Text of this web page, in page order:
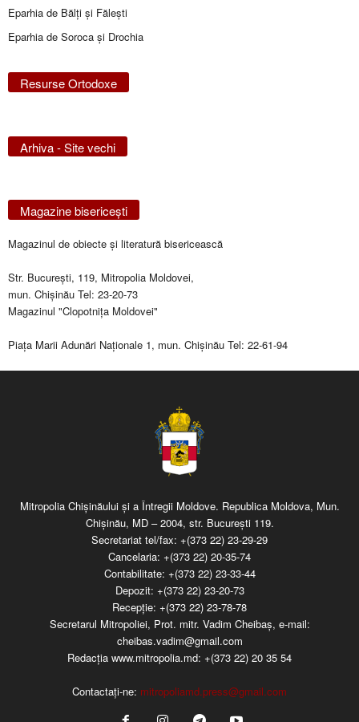
Eparhia de Bălţi şi Făleşti
Eparhia de Soroca și Drochia
Resurse Ortodoxe
Arhiva - Site vechi
Magazine bisericeşti
Magazinul de obiecte şi literatură bisericească
Str. Bucureşti, 119, Mitropolia Moldovei,
mun. Chişinău Tel: 23-20-73
Magazinul "Clopotniţa Moldovei"
Piaţa Marii Adunări Naţionale 1, mun. Chişinău Tel: 22-61-94
Mitropolia Chişinăului şi a Întregii Moldove. Republica Moldova, Mun.
Chişinău, MD – 2004, str. Bucureşti 119.
Secretariat tel/fax: +(373 22) 23-29-29
Cancelaria: +(373 22) 20-35-74
Contabilitate: +(373 22) 23-33-44
Depozit: +(373 22) 23-20-73
Recepţie: +(373 22) 23-78-78
Secretarul Mitropoliei, Prot. mitr. Vadim Cheibaş, e-mail:
cheibas.vadim@gmail.com
Redacția www.mitropolia.md: +(373 22) 20 35 54
Contactați-ne: mitropoliamd.press@gmail.com